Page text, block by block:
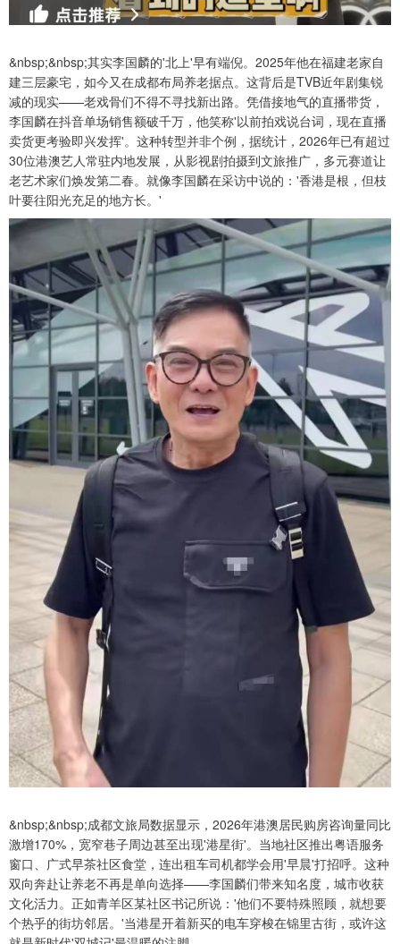
&nbsp;&nbsp;其实李国麟的'北上'早有端倪。2025年他在福建老家自
建三层豪宅，如今又在成都布局养老据点。这背后是TVB近年剧集锐
减的现实——老戏骨们不得不寻找新出路。凭借接地气的直播带货，
李国麟在抖音单场销售额破千万，他笑称'以前拍戏说台词，现在直播
卖货更考验即兴发挥'。这种转型并非个例，据统计，2026年已有超过
30位港澳艺人常驻内地发展，从影视剧拍摄到文旅推广，多元赛道让
老艺术家们焕发第二春。就像李国麟在采访中说的：'香港是根，但枝
叶要往阳光充足的地方长。'
&nbsp;&nbsp;成都文旅局数据显示，2026年港澳居民购房咨询量同比
激增170%，宽窄巷子周边甚至出现'港星街'。当地社区推出粤语服务
窗口、广式早茶社区食堂，连出租车司机都学会用'早晨'打招呼。这种
双向奔赴让养老不再是单向选择——李国麟们带来知名度，城市收获
文化活力。正如青羊区某社区书记所说：'他们不要特殊照顾，就想要
个热乎的街坊邻居。'当港星开着新买的电车穿梭在锦里古街，或许这